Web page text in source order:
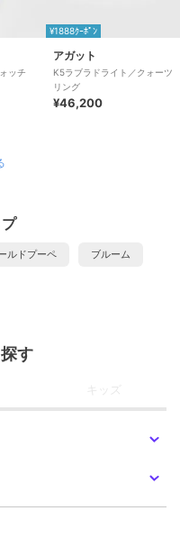
ッチ
¥1888ｸｰﾎﾟﾝ
アガット
K5ラブラドライト／クォーツ
リング
¥46,200
ルドプーペ ブルーム
す
キッズ